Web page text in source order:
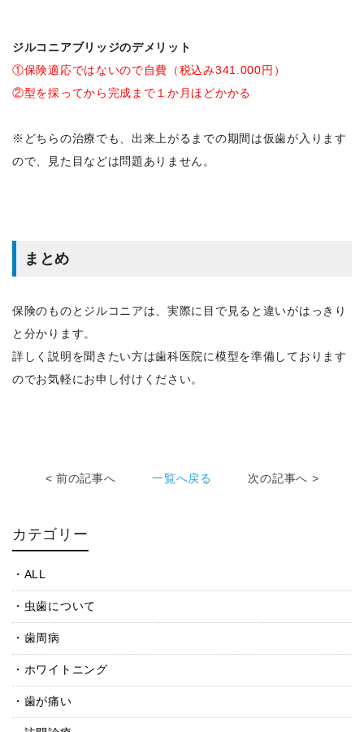
ジルコニアブリッジのデメリット
①保険適応ではないので自費（税込み341.000円）
②型を採ってから完成まで１か月ほどかかる
※どちらの治療でも、出来上がるまでの期間は仮歯が入ります
ので、見た目などは問題ありません。
まとめ
保険のものとジルコニアは、実際に目で見ると違いがはっきり
と分かります。
詳しく説明を聞きたい方は歯科医院に模型を準備しております
のでお気軽にお申し付けください。
< 前の記事へ 一覧へ戻る 次の記事へ >
カテゴリー
ALL
虫歯について
歯周病
ホワイトニング
歯が痛い